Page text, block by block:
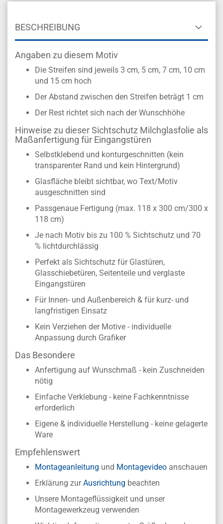
BESCHREIBUNG
Angaben zu diesem Motiv
Die Streifen sind jeweils 3 cm, 5 cm, 7 cm, 10 cm
und 15 cm hoch
Der Abstand zwischen den Streifen beträgt 1 cm
Der Rest richtet sich nach der Wunschhöhe
Hinweise zu dieser Sichtschutz Milchglasfolie als
Maßanfertigung für Eingangstüren
Selbstklebend und konturgeschnitten (kein
transparenter Rand und kein Hintergrund)
Glasfläche bleibt sichtbar, wo Text/Motiv
ausgeschnitten sind
Passgenaue Fertigung (max. 118 x 300 cm/300 x
118 cm)
Je nach Motiv bis zu 100 % Sichtschutz und 70
% lichtdurchlässig
Perfekt als Sichtschutz für Glastüren,
Glasschiebetüren, Seitenteile und verglaste
Eingangstüren
Für Innen- und Außenbereich & für kurz- und
langfristigen Einsatz
Kein Verziehen der Motive - individuelle
Anpassung durch Grafiker
Das Besondere
Anfertigung auf Wunschmaß - kein Zuschneiden
nötig
Einfache Verklebung - keine Fachkenntnisse
erforderlich
Eigene & individuelle Herstellung - keine gelagerte
Ware
Empfehlenswert
Montageanleitung und Montagevideo anschauen
Erklärung zurAusrichtung beachten
Unsere Montageflüssigkeit und unser
Montagewerkzeug verwenden